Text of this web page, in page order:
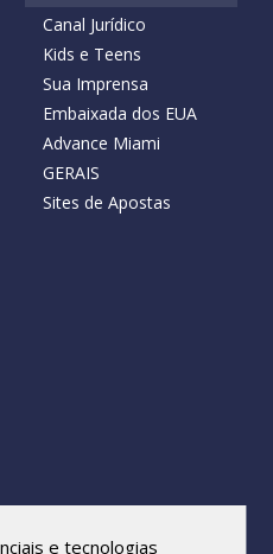
Canal Jurídico
Kids e Teens
Sua Imprensa
Embaixada dos EUA
Advance Miami
GERAIS
Sites de Apostas
reservados.
e tecnologias